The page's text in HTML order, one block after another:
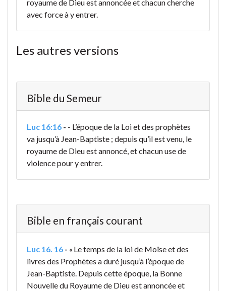
royaume de Dieu est annoncée et chacun cherche
avec force à y entrer.
Les autres versions
Bible du Semeur
Luc 16:16 - - L’époque de la Loi et des prophètes
va jusqu’à Jean-Baptiste ; depuis qu’il est venu, le
royaume de Dieu est annoncé, et chacun use de
violence pour y entrer.
Bible en français courant
Luc 16. 16 - « Le temps de la loi de Moïse et des
livres des Prophètes a duré jusqu’à l’époque de
Jean-Baptiste. Depuis cette époque, la Bonne
Nouvelle du Royaume de Dieu est annoncée et